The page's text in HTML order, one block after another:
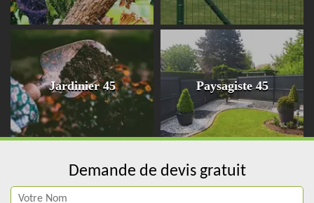
Jardinier 45 Paysagiste 45
Demande de devis gratuit